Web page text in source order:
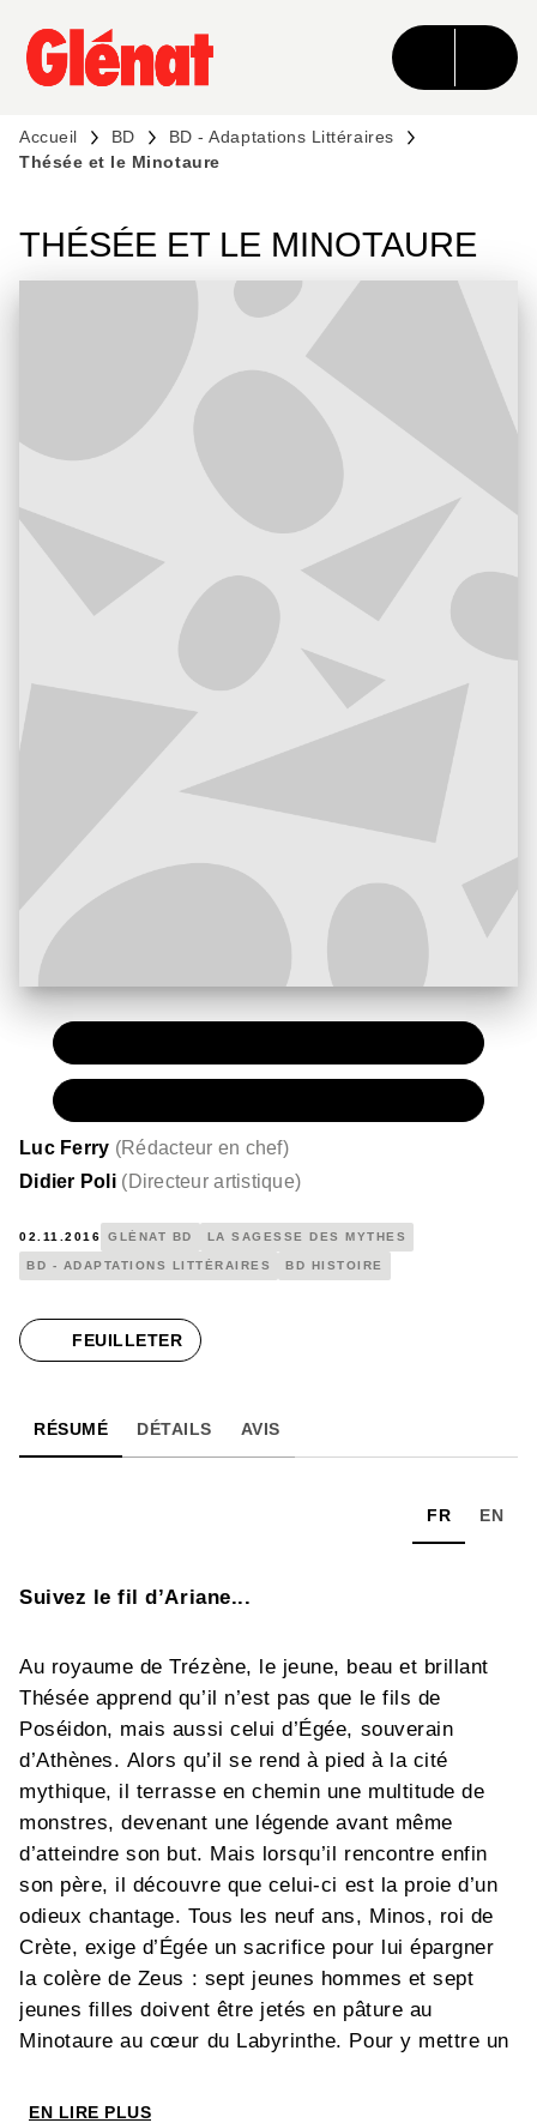
MENU RECHERCHE CONTENU
PIED DE PAGE
Accueil BD
BD - Adaptations Littéraires
Thésée et le Minotaure
THÉSÉE ET LE MINOTAURE
Luc Ferry (Rédacteur en chef)
Didier Poli (Directeur artistique)
02.11.2016 GLÉNAT BD LA SAGESSE DES MYTHES
BD - ADAPTATIONS LITTÉRAIRES BD HISTOIRE
FEUILLETER
RÉSUMÉ DÉTAILS AVIS
FR EN
Suivez le fil d’Ariane...
Au royaume de Trézène, le jeune, beau et brillant
Thésée apprend qu’il n’est pas que le fils de
Poséidon, mais aussi celui d’Égée, souverain
d’Athènes. Alors qu’il se rend à pied à la cité
mythique, il terrasse en chemin une multitude de
monstres, devenant une légende avant même
d’atteindre son but. Mais lorsqu’il rencontre enfin
son père, il découvre que celui-ci est la proie d’un
odieux chantage. Tous les neuf ans, Minos, roi de
Crète, exige d’Égée un sacrifice pour lui épargner
la colère de Zeus : sept jeunes hommes et sept
jeunes filles doivent être jetés en pâture au
Minotaure au cœur du Labyrinthe. Pour y mettre un
créature. Son plus grand défi l’attend...
EN LIRE PLUS